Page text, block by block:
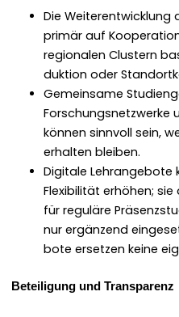
Die
primär auf
regionalen Clus­tern
duk­tion oder
Gemein­same
Forschungsnet­zw­erke
kön­nen sin­nvoll sein,
erhal­ten bleiben.
Dig­i­tale Lehrange­bote
Flex­i­bil­ität erhöhen;
für reg­uläre
nur ergänzend
bote erset­zen keine
Beteili­gung und Trans­parenz